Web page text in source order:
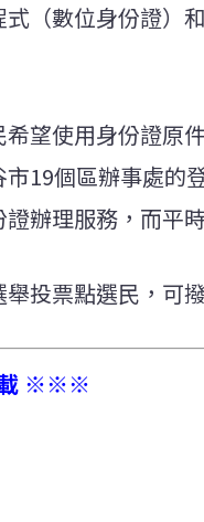
（數位身份證）
望使用身份證原
19個區辦事處的
辦理服務，而平
投票點選民，可
載 ※※※